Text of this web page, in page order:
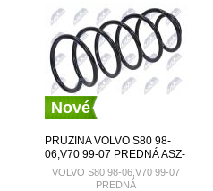
Nové
PRUŽINA VOLVO S80 98-
06,V70 99-07 PREDNÁ ASZ-
VV-003
VOLVO S80 98-06,V70 99-07
PREDNÁ